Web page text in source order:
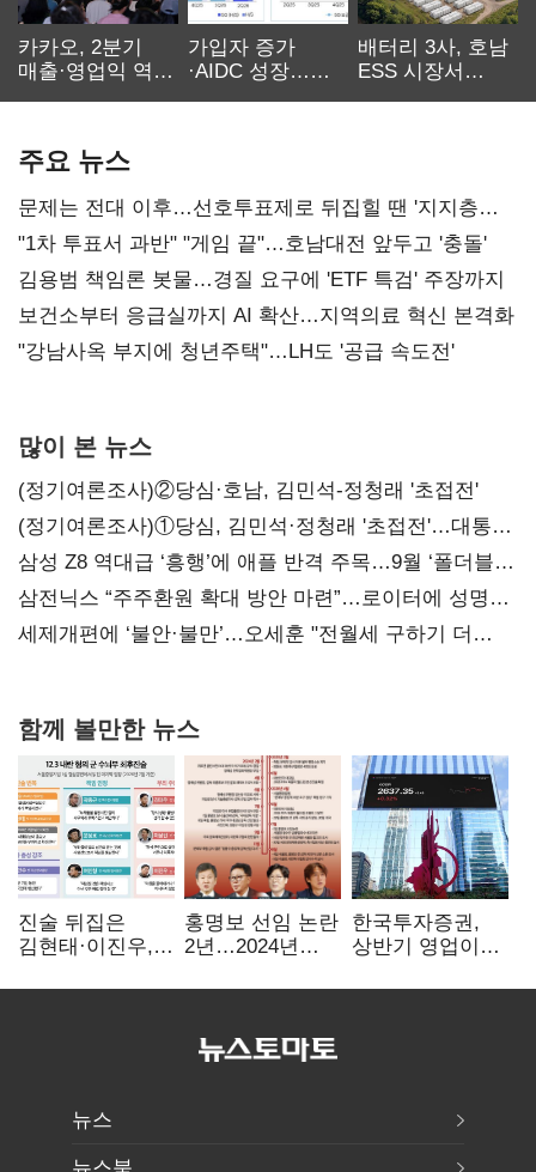
카카오, 2분기
매출·영업익 역대
가입자 증가
·AIDC 성장…
배터리 3사, 호남
ESS 시장서
주요 뉴스
문제는 전대 이후…선호투표제로 뒤집힐 땐 '지지층
불복'
"1차 투표서 과반" "게임 끝"…호남대전 앞두고 '충돌'
김용범 책임론 봇물…경질 요구에 'ETF 특검' 주장까지
보건소부터 응급실까지 AI 확산…지역의료 혁신 본격화
"강남사옥 부지에 청년주택"…LH도 '공급 속도전'
많이 본 뉴스
(정기여론조사)②당심·호남, 김민석-정청래 '초접전'
(정기여론조사)①당심, 김민석·정청래 '초접전'…대통령
지지도 '50% 아래로'(종합)
삼성 Z8 역대급 ‘흥행’에 애플 반격 주목…9월 ‘폴더블
대전’
삼전닉스 “주주환원 확대 방안 마련”…로이터에 성명
보내
세제개편에 ‘불안·불만’…오세훈 "전월세 구하기 더
함께 볼만한 뉴스
진술 뒤집은
김현태·이진우,
헌신"…법정서
홍명보 선임 논란
2년…2024년
압색까지
한국투자증권,
상반기 영업이익
전년비 89.1%↑
뉴스